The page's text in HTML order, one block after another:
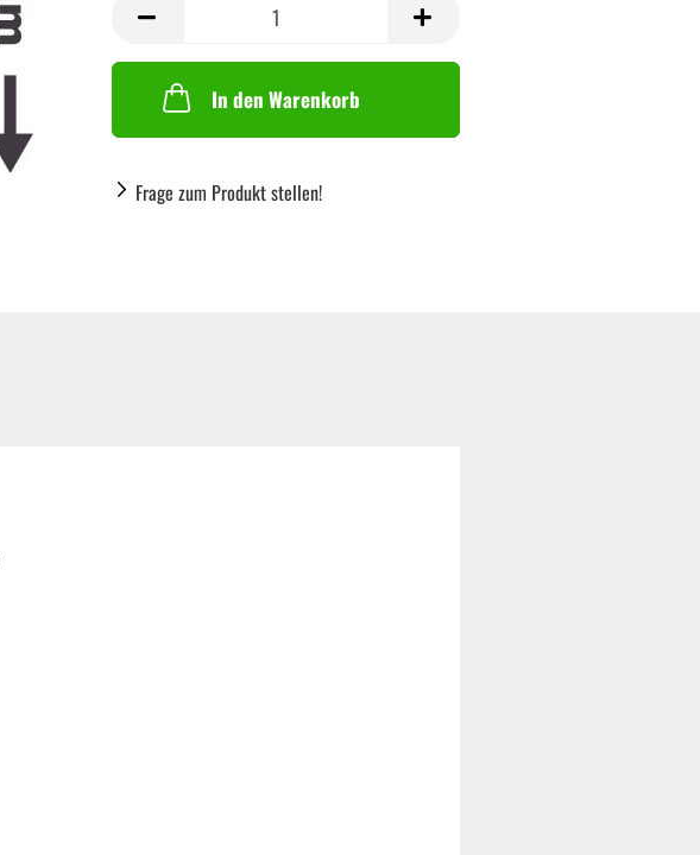
In den Warenkorb
Frage zum Produkt stellen!